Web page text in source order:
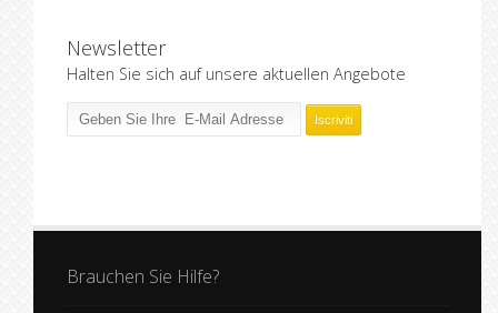
Newsletter
Halten Sie sich auf unsere aktuellen Angebote
Brauchen Sie Hilfe?